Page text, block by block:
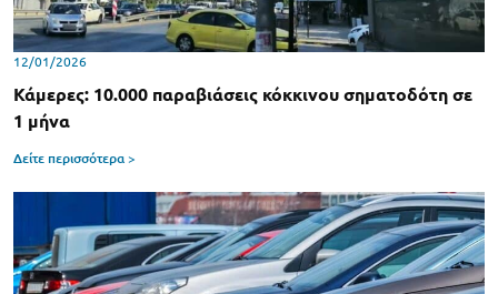
12/01/2026
Κάμερες: 10.000 παραβιάσεις κόκκινου σηματοδότη σε
1 μήνα
Δείτε περισσότερα >